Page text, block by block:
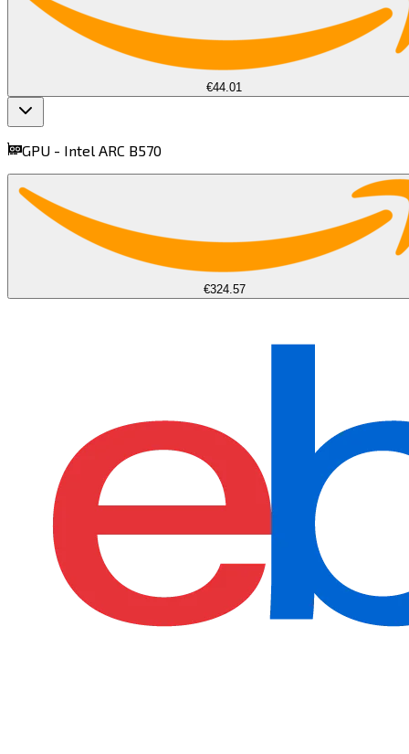
find more oncpus.gg
€44.01
GPU - Intel ARC B570​​​​‌ ‍ ​‍​‍‌‍ ‌ ​‍‌‍‍‌‌‍‌ ‌‍‍‌‌‍ ‍​‍​‍​ ‍‍​‍​‍‌ ​ ‌‍​‌‌‍ ‍‌‍‍‌‌ ‌​‌ ‍‌​‍ ‍‌‍‍‌‌‍ ​‍​‍​‍ ​​‍​‍‌‍‍​‌ ​‍‌‍‌‌‌‍‌‍​‍​‍​ ‍‍​‍​‍​‍ ‌‍​‌‌‍‌​‌‍ ‌‌‍‍‌‌‍ ‍​‍ ‌‍‍‌‌‍ ‍‌ ‌​‌‍‌‌‌‍ ‍‌ ‌​​‍ ‌‍‌‌‌‍‌​‌‍‍‌‌ ‌​​‍ ‌‍ ‌‌‍ ‌‍‌​‌‍‌‌​ ‌‌ ​​‌ ​‍‌‍‌‌‌ ​ ‌‍‌‌‌‍ ‍‌ ‌​‌‍​‌‌ ‌​‌‍‍‌‌‍ ‌‍ ‍​ ‍ ‌‍‍‌‌‍‌​​ ‌​ ​‍‌‍‌‍‌‍​ ‌‍​‍​ ‍‌‌‍‌‍​ ​‍‌‍‌​​‍ ‌​ ‍‌​ ‌ ​ ​‍​ ‌‍​‍ ‌​ ‌​​ ​‍​ ​​​ ‌‌​‍ ‌‌‍​‌​ ​‌​ ‍‌​ ‌ ​‍ ‌‌‍‌​​ ‌ ‌‍​‌‌‍​‌​ ‌‌​ ​‌​ ​‍​ ‌​​ ‌ ​ ​‌​ ‍‌​ ​‍​ ‍ ‌ ‌​‌ ‍‌‌ ​​‌‍‌‌​ ‌‌‍‌ ‌ ​​‌ ‌‌​ ‍ ‌ ​​‌‍​‌‌ ‌​‌‍‍​​ ‌‌‍ ‍‌‍​‌‌‍ ‌‌‍‌‌​ ‌‍​‍‌‍​‌‌ ​ ‌‍‌‌‌‌‌‌‌ ​‍‌‍ ​​ ‌​‍‌‌​ ​‍‌​‌‍‌‍​‌‌‍‌​‌‍ ‌‌‍‍‌‌‍ ‍​‍‌‍‌‍‍‌‌‍‌​​ ‌​ ​‍‌‍‌‍‌‍​ ‌‍​‍​ ‍‌‌‍‌‍​ ​‍‌‍‌​​‍ ‌​ ‍‌​ ‌ ​ ​‍​ ‌‍​‍ ‌​ ‌​​ ​‍​ ​​​ ‌‌​‍ ‌‌‍​‌​ ​‌​ ‍‌​ ‌ ​‍ ‌‌‍‌​​ ‌ ‌‍​‌‌‍​‌​ ‌‌​ ​‌​ ​‍​ ‌​​ ‌ ​ ​‌​ ‍‌​ ​‍​‍‌‍‌ ‌​‌ ‍‌‌ ​​‌‍‌‌​ ‌‌‍‌ ‌ ​​‌ ‌‌​‍‌‍‌ ​​‌‍​‌‌ ‌​‌‍‍​​ ‌‌‍ ‍‌‍​‌‌‍ ‌‌‍‌‌​‍‌‍‌ ​​‌‍‌‌‌ ​‍‌ ​ ‌ ​​‌‍‌‌‌‍​ ‌ ‌​‌‍‍‌‌ ‌‍‌‍‌‌​ ‌‌ ​​‌ ‌‌‌‍​‍‌‍ ​‌‍‍‌‌ ​ ‌‍‍​‌‍‌‌‌‍‌​​‍​‍‌ ‌
€324.57